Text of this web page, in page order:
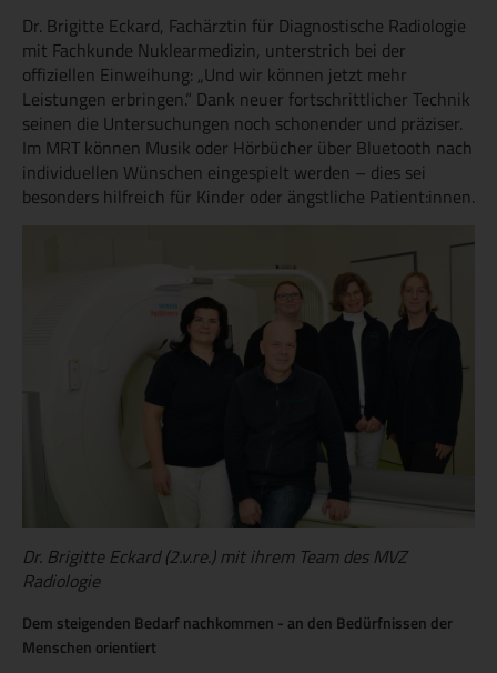
Dr. Brigitte Eckard, Fachärztin für Diagnostische Radiologie
mit Fachkunde Nuklearmedizin, unterstrich bei der
offiziellen Einweihung: „Und wir können jetzt mehr
Leistungen erbringen.“ Dank neuer fortschrittlicher Technik
seinen die Untersuchungen noch schonender und präziser.
Im MRT können Musik oder Hörbücher über Bluetooth nach
individuellen Wünschen eingespielt werden – dies sei
besonders hilfreich für Kinder oder ängstliche Patient:innen.
Dr. Brigitte Eckard (2.v.re.) mit ihrem Team des MVZ
Radiologie
Dem steigenden Bedarf nachkommen - an den Bedürfnissen der
Menschen orientiert